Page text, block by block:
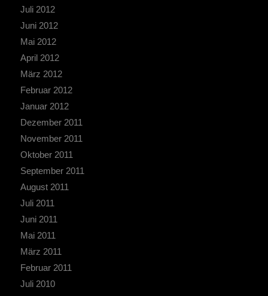
Juli 2012
Juni 2012
Mai 2012
April 2012
März 2012
Februar 2012
Januar 2012
Dezember 2011
November 2011
Oktober 2011
September 2011
August 2011
Juli 2011
Juni 2011
Mai 2011
März 2011
Februar 2011
Juli 2010